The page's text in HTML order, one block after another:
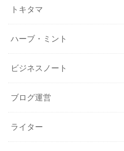
トキタマ
ハーブ・ミント
ビジネスノート
ブログ運営
ライター